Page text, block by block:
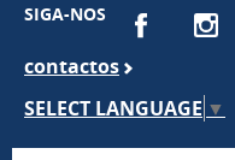
SIGA-NOS
contactos
SELECT LANGUAGE ▼